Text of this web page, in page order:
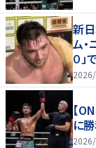
新日
ム・
０
【
に